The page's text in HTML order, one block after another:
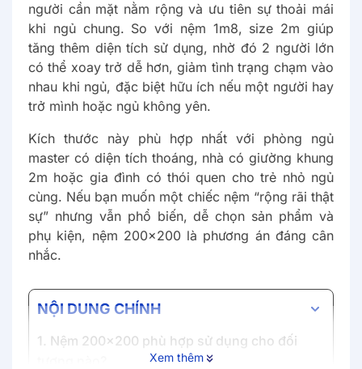
người cần mặt nằm rộng và ưu tiên sự thoải mái
khi ngủ chung. So với nệm 1m8, size 2m giúp
tăng thêm diện tích sử dụng, nhờ đó 2 người lớn
có thể xoay trở dễ hơn, giảm tình trạng chạm vào
nhau khi ngủ, đặc biệt hữu ích nếu một người hay
trở mình hoặc ngủ không yên.
Kích thước này phù hợp nhất với phòng ngủ
master có diện tích thoáng, nhà có giường khung
2m hoặc gia đình có thói quen cho trẻ nhỏ ngủ
cùng. Nếu bạn muốn một chiếc nệm “rộng rãi thật
sự” nhưng vẫn phổ biến, dễ chọn sản phẩm và
phụ kiện, nệm 200x200 là phương án đáng cân
nhắc.
NỘI DUNG CHÍNH
1. Nệm 200x200 phù hợp sử dụng cho đối
Xem thêm